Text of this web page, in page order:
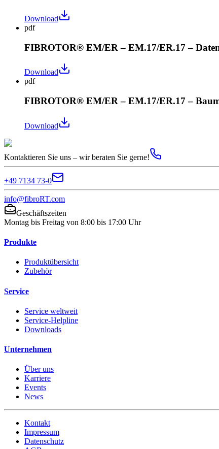
Download
pdf
FIBROTOR® EM/ER – EM.17/ER.17 –
Download
pdf
FIBROTOR® EM/ER – EM.17/ER.17 –
Download
Kontaktieren Sie uns – wir beraten Sie gerne!
+49 7134 73-0
info@fibroRT.com
Geschäftszeiten
Montag bis Freitag von 8:00 bis 17:00 Uhr
Produkte
Produktübersicht
Zubehör
Service
Service weltweit
Service-Helpline
Downloads
Unternehmen
Über uns
Karriere
Events
News
Kontakt
Impressum
Datenschutz